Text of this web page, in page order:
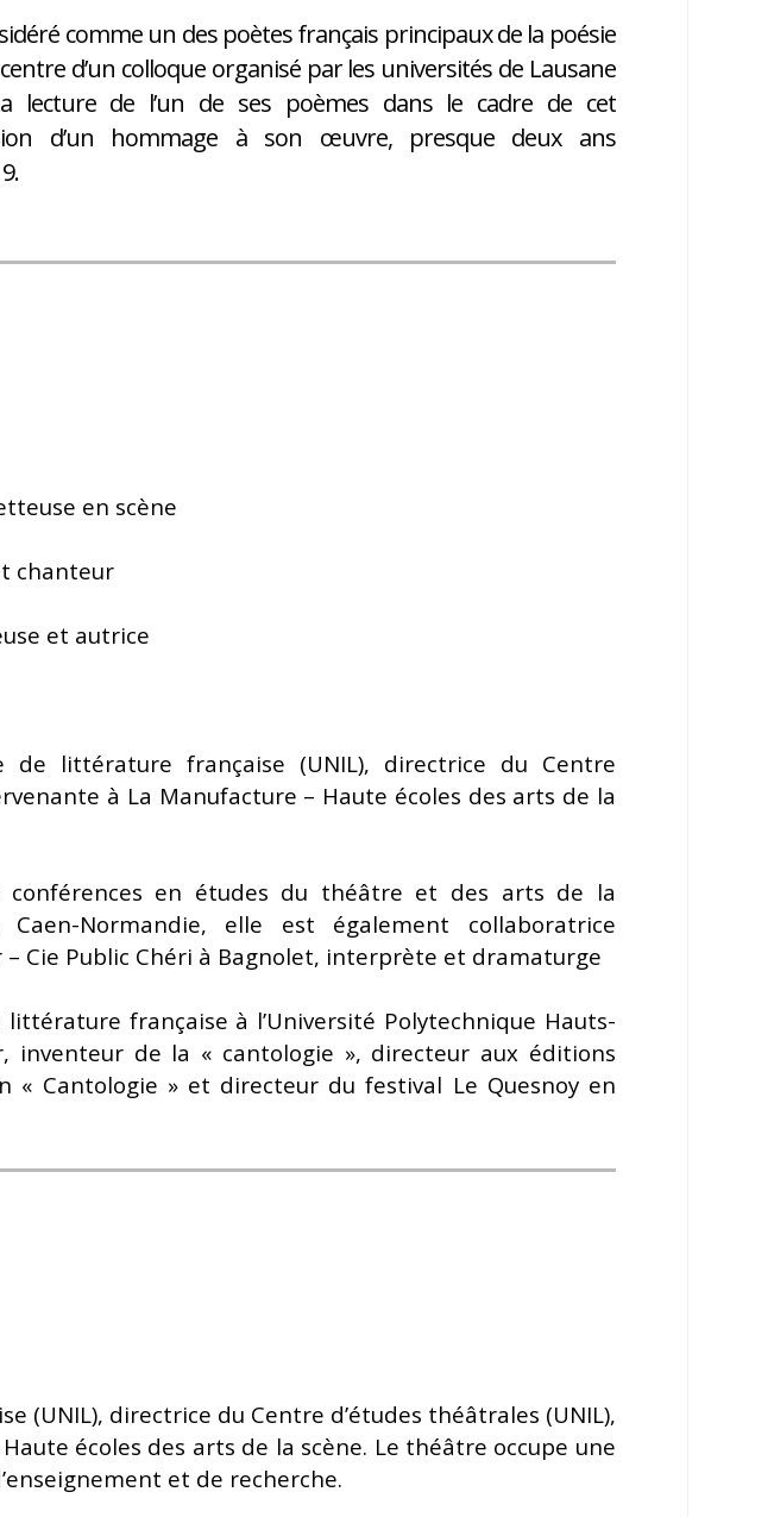
comme un des poètes français principaux de la poésie
d’un colloque organisé par les universités de Lausane
lecture de l’un de ses poèmes dans le cadre de cet
d’un hommage à son œuvre, presque deux ans
en scène
chanteur
et autrice
de littérature française (UNIL), directrice du Centre
à La Manufacture – Haute écoles des arts de la
en études du théâtre et des arts de la
Normandie, elle est également collaboratrice
– Cie Public Chéri à Bagnolet, interprète et dramaturge
littérature française à l’Université Polytechnique Hauts-
inventeur de la « cantologie », directeur aux éditions
« Cantologie » et directeur du festival Le Quesnoy en
(UNIL), directrice du Centre d’études théâtrales (UNIL),
écoles des arts de la scène. Le théâtre occupe une
et de recherche.